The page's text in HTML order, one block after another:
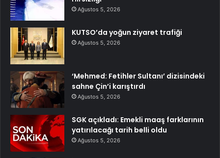
Ağustos 5, 2026
KUTSO’da yoğun ziyaret trafiği
Ağustos 5, 2026
‘Mehmed: Fetihler Sultanı’ dizisindeki
sahne Çin’i karıştırdı
Ağustos 5, 2026
SGK açıkladı: Emekli maaş farklarının
yatırılacağı tarih belli oldu
Ağustos 5, 2026